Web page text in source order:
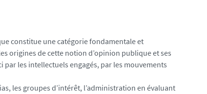
constitue une catégorie fondamentale et
origines de cette notion d’opinion publique et ses
les intellectuels engagés, par les mouvements
les groupes d’intérêt, l’administration en évaluant